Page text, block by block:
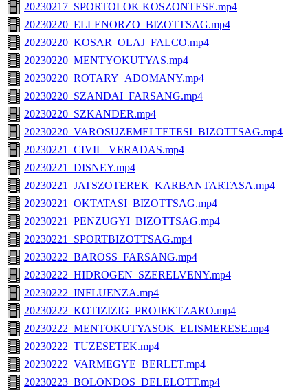
20230217_SPORTOLOK KOSZONTESE.mp4
20230220_ELLENORZO_BIZOTTSAG.mp4
20230220_KOSAR_OLAJ_FALCO.mp4
20230220_MENTYOKUTYAS.mp4
20230220_ROTARY_ADOMANY.mp4
20230220_SZANDAI_FARSANG.mp4
20230220_SZKANDER.mp4
20230220_VAROSUZEMELTETESI_BIZOTTSAG.mp4
20230221_CIVIL_VERADAS.mp4
20230221_DISNEY.mp4
20230221_JATSZOTEREK_KARBANTARTASA.mp4
20230221_OKTATASI_BIZOTTSAG.mp4
20230221_PENZUGYI_BIZOTTSAG.mp4
20230221_SPORTBIZOTTSAG.mp4
20230222_BAROSS_FARSANG.mp4
20230222_HIDROGEN_SZERELVENY.mp4
20230222_INFLUENZA.mp4
20230222_KOTIZIZIG_PROJEKTZARO.mp4
20230222_MENTOKUTYASOK_ELISMERESE.mp4
20230222_TUZESETEK.mp4
20230222_VARMEGYE_BERLET.mp4
20230223_BOLONDOS_DELELOTT.mp4